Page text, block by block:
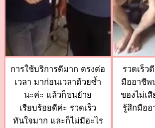
การใช้บริการดีมาก ตรงต่อ
เวลา มาก่อนเวลาด้วยซ้ำ
นะค่ะ แล้วก็ขนย้าย
เรียบร้อยดีค่ะ รวดเร็ว
ทันใจมาก และก็ไม่มีอะไร
รวดเร็ว
มืออาชีพ
ของไม่เ
รู้สึกมืออ